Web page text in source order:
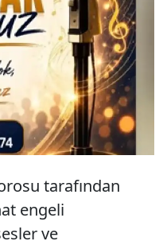
tarafından
engeli
ve